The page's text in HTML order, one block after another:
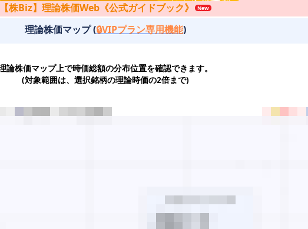
【株Biz】理論株価Web《公式ガイドブック》
理論株価マップ (🔒VIPプラン専用機能)
論株価マップ上で時価総額の分布位置を確認できます。
(対象範囲は、選択銘柄の理論時価の2倍まで)